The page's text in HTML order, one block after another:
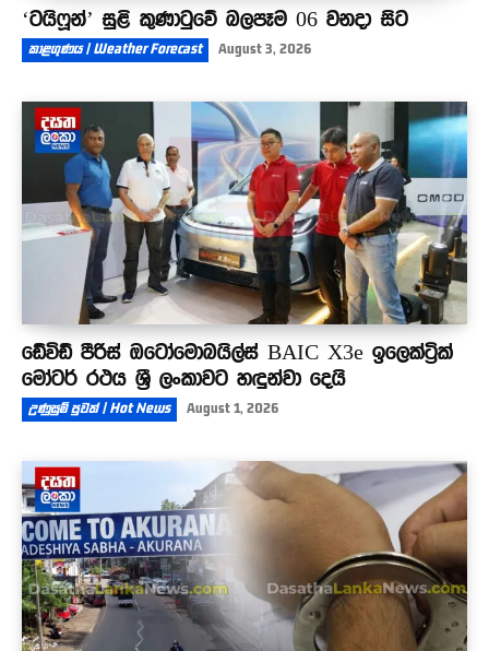
‘ටයිෆූන්’ සුළි කුණාටුවේ බලපෑම 06 වනදා සිට
කාළගුණය | Weather Forecast August 3, 2026
ඩේවිඩ් පීරිස් ඔටෝමොබයිල්ස් BAIC X3e ඉලෙක්ට්‍රික්
මෝටර් රථය ශ්‍රී ලංකාවට හඳුන්වා දෙයි
උණුසුම් පුවත් | Hot News August 1, 2026